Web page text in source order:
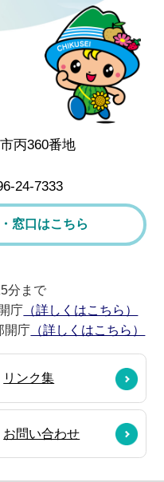
筑西市
丙360番地
24-7333
窓口はこちら
分まで
庁 （詳しくはこちら）
開庁 （詳しくはこちら）
リンク集
お問い合わせ